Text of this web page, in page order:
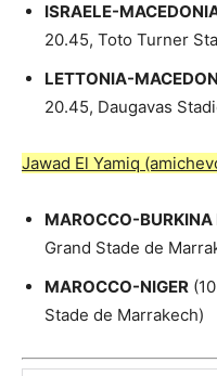
ISRAELE-
20.45, Toto Turner
LETTONIA-
20.45, Daugavas
Jawad El Yamiq
MAROCCO-BURKINA
Grand Stade de
MAROCCO-NIGER
Stade de Marrakech)